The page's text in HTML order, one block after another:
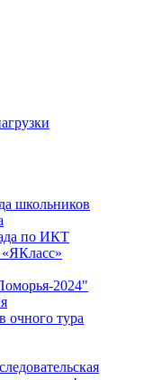
школьников
по ИКТ
2024"
очного тура